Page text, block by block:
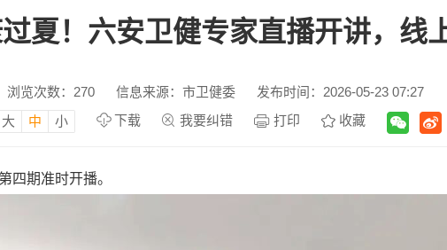
夏！六安卫健专家直播开讲，线
浏览次数： 270 信息来源：市卫健委
发布时间：2026-05-23 07:27
大 中 小 下载 我要纠错 打印 收藏
四期准时开播。